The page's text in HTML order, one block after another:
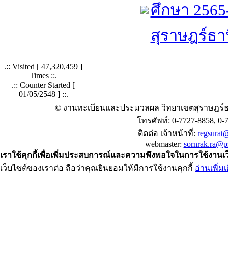
ศึกษา
สุราษฎร์ธ
.:: Visited [ 47,320,459 ]
Times ::.
.:: Counter Started [
01/05/2548 ] ::.
© งานทะเบียนและประมวลผล วิทยาเขตสุราษฎ
โทรศัพท์: 0-7727-8858, 0-
ติดต่อ เจ้าหน้าที่:
webmaster:
เราใช้คุกกี้เพื่อเพิ่มประสบการณ์และความพึงพอใจในการใช้งาน
เว็บไซต์ของเราต่อ ถือว่าคุณยินยอมให้มีการใช้งานคุกกี้ อ่านเพิ่ม